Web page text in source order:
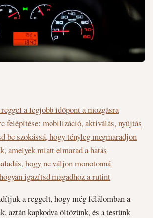
a legjobb időpont a mozgásra
felépítése: mobilizáció, aktiválás, nyújtás
be szokássá, hogy tényleg megmaradjon
amelyek miatt elmarad a hatás
hogy ne váljon monotonná
igazítsd magadhoz a rutint
a reggelt, hogy még félálomban a
aztán kapkodva öltözünk, és a testünk